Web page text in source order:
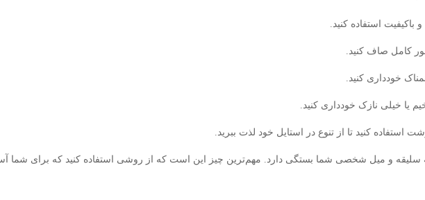
استفاده کنید.
کامل صاف کنید.
خودداری کنید.
یا خیلی نازک خودداری کنید.
استفاده کنید تا از تنوع در استایل خود لذت ببرید.
سلیقه و میل شخصی شما بستگی دارد. مهم‌ترین چیز این است که از روشی استفاده کنید که برای شما